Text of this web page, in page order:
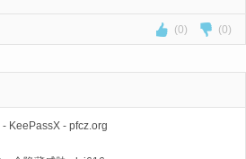
(0) (0)
KeePassX - pfcz.org